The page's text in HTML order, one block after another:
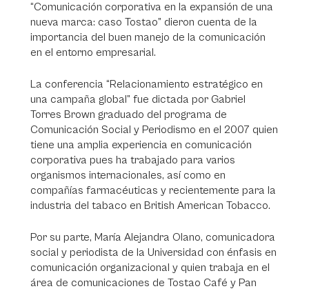
“Comunicación corporativa en la expansión de una
nueva marca: caso Tostao” dieron cuenta de la
importancia del buen manejo de la comunicación
en el entorno empresarial.
La conferencia “Relacionamiento estratégico en
una campaña global” fue dictada por Gabriel
Torres Brown graduado del programa de
Comunicación Social y Periodismo en el 2007 quien
tiene una amplia experiencia en comunicación
corporativa pues ha trabajado para varios
organismos internacionales, así como en
compañías farmacéuticas y recientemente para la
industria del tabaco en British American Tobacco.
Por su parte, María Alejandra Olano, comunicadora
social y periodista de la Universidad con énfasis en
comunicación organizacional y quien trabaja en el
área de comunicaciones de Tostao Café y Pan